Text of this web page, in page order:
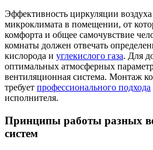
Эффективность циркуляции воздуха
микроклимата в помещении, от
комфорта и общее самочувствие
комнаты должен отвечать
кислорода и углекислого газа. Для
оптимальных атмосферных
вентиляционная система. Монтаж
требует профессионального подхода
исполнителя.
Принципы работы разных
систем